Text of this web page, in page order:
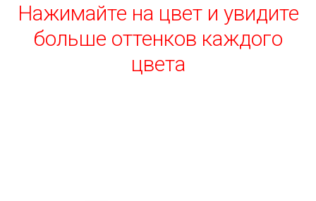
Нажимайте на цвет и увидите
больше оттенков каждого
цвета